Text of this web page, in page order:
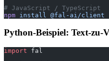
# JavaScript / TypeScript
npm install @fal-ai/client
Python-Beispiel: Text-zu-
import fal